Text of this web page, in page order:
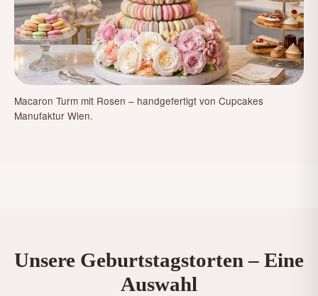
Macaron Turm mit Rosen – handgefertigt von Cupcakes
Manufaktur Wien.
Unsere Geburtstagstorten – Eine
Auswahl